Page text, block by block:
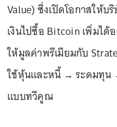
Value) ซึ่งเปิดโอกาสให้
เงินไปซื้อ Bitcoin เพิ่มไ
ให้มูลค่าพรีเมียมกับ
ใช้หุ้นและหนี้ → ระดมทุน
แบบทวีคูณ